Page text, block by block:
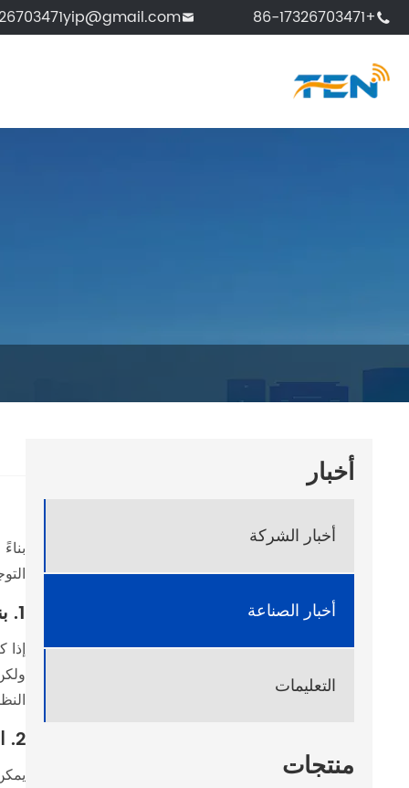

+86-17326703471

أخبار
أخبار الشركة
أخبار الصناعة
التعليمات
منتجات
1. بناءً على الميزانية
إذا
2. استنادًا إلى احتياجات استخدام الشبكة